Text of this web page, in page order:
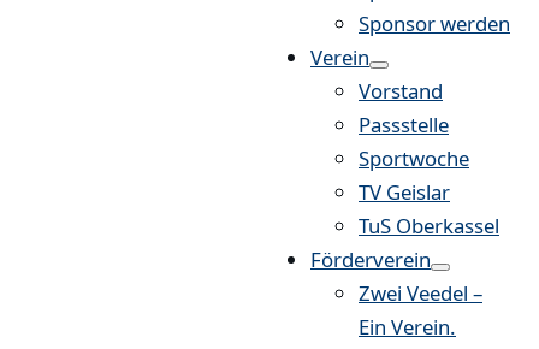
Sponsor werden
Verein
Vorstand
Passstelle
Sportwoche
TV Geislar
TuS Oberkassel
Förderverein
Zwei Veedel –
Ein Verein.